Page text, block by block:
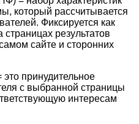
который рассчитывается
Фиксируется как
результатов
сайте и сторонних
это принудительное
с выбранной страницы
интересам